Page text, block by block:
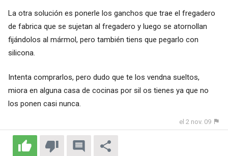
La otra solución es ponerle los ganchos que trae el fregadero
de fabrica que se sujetan al fregadero y luego se atornollan
fijándolos al mármol, pero también tiens que pegarlo con
silicona.
Intenta comprarlos, pero dudo que te los vendna sueltos,
miora en alguna casa de cocinas por sil os tienes ya que no
los ponen casi nunca.
el 2 nov. 09